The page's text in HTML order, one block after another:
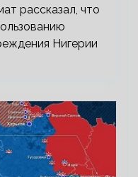
рассказал, что
Нигерии